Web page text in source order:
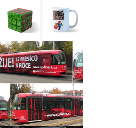
Křest tramvaje
ŠPILBERK ŽIJE! podle
našeho grafického
návrhu